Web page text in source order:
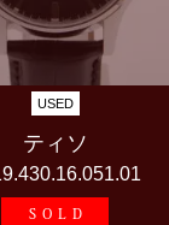
USED
ティソ
SOLD